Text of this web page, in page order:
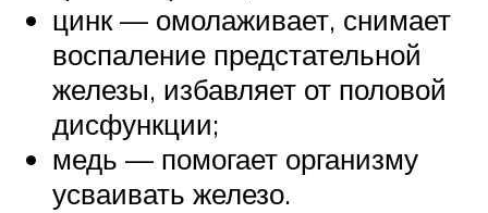
цинк — омолаживает, снимает
воспаление предстательной
железы, избавляет от половой
дисфункции;
медь — помогает организму
усваивать железо.